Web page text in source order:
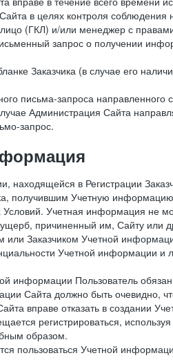
в целях контроля
(ГКЛ) и/или менеджер с
запрос о получении
Заказчика (в случае его
письма-запроса направленного
Администрация Сайта
запрос.
находящейся в Регистрации
получившим Учетную
Учетная информация не
ущерб, причиненный им, Сайту
или Заказчиком Учетной
Учетной информации
информации Пользователь
Сайта должно быть очевидно,
вправе отказать в создании
регистрироваться,
образом.
пользоваться Учетной